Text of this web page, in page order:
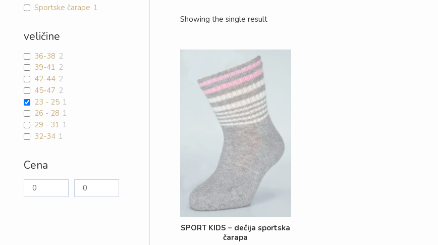
Sportske čarape 1
veličine
36-38 2
39-41 2
42-44 2
45-47 2
23 - 25 1
26 - 28 1
29 - 31 1
32-34 1
Cena
Showing the single result
SPORT KIDS – dečija sportska
čarapa